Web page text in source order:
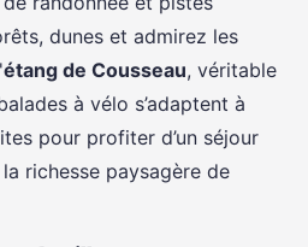
dunes et admirez les
étang de Cousseau, véritable
à vélo s’adaptent à
pour profiter d’un séjour
richesse paysagère de